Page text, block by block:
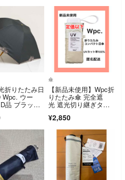
折りたたみ日
Wpc. ウー
品 ブラッ
光 遮熱 最強
量 55cm FA
傘
【新品未使用】Wpc折
りたたみ傘 完全遮
光 遮光切り継ぎタイ
¥2,850